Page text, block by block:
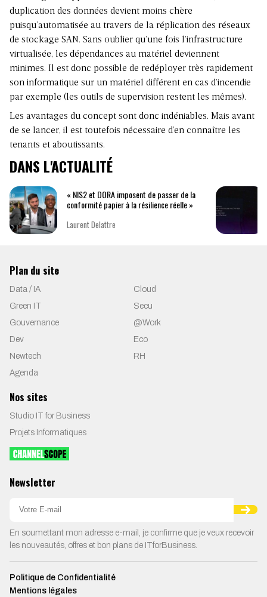
duplication des données devient moins chère
puisqu’automatisée au travers de la réplication des réseaux
de stockage SAN. Sans oublier qu’une fois l’infrastructure
virtualisée, les dépendances au matériel deviennent
minimes. Il est donc possible de redéployer très rapidement
son informatique sur un matériel différent en cas d’incendie
par exemple (les outils de supervision restent les mêmes).
Les avantages du concept sont donc indéniables. Mais avant
de se lancer, il est toutefois nécessaire d’en connaître les
tenants et aboutissants.
DANS L'ACTUALITÉ
« NIS2 et DORA imposent de passer de la
conformité papier à la résilience réelle »
Laurent Delattre
Plan du site
Data / IA
Cloud
Green IT
Secu
Gouvernance
@Work
Dev
Eco
Newtech
RH
Agenda
Nos sites
Studio IT for Business
Projets Informatiques
Newsletter
En soumettant mon adresse e-mail, je confirme que je veux recevoir
les nouveautés, offres et bon plans de ITforBusiness.
Politique de Confidentialité
Mentions légales